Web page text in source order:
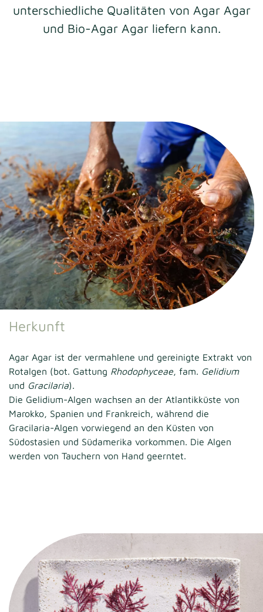
unterschiedliche Qualitäten von Agar Agar
und Bio-Agar Agar liefern kann.
Herkunft
Agar Agar ist der vermahlene und gereinigte Extrakt von
Rotalgen (bot. Gattung Rhodophyceae, fam. Gelidium
und Gracilaria).
Die Gelidium-Algen wachsen an der Atlantikküste von
Marokko, Spanien und Frankreich, während die
Gracilaria-Algen vorwiegend an den Küsten von
Südostasien und Südamerika vorkommen. Die Algen
werden von Tauchern von Hand geerntet.